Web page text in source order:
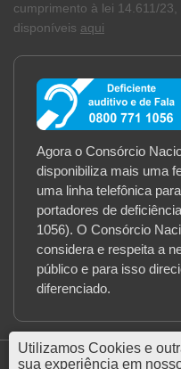
cumprimento à lei 14.611/
disponíveis aqui
Agora o Consórcio
disponibiliza mais uma
uma linha telefônica
portadores de
1056). O Consórcio
considera e respeita a
público e para isso
diferenciado.
Utilizamos Cookies e
sua experiência em